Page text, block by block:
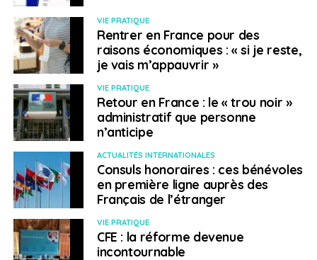
l’appellation israélienne de la Cisjordanie et jugeant
comme un « mensonge » toute référence à un
nettoyage ethnique.
MEYER HABIB
A SUIVRE
Quid des enquêtes sur le harcèlement scolaire au
sein des établissements de l’AEFE ?
NE RATEZ PAS
Loi immigration : comment ont voté les élus des
Français de l’étranger ?
Français à l'étranger
VIE PRATIQUE
Rentrer en France pour des
raisons économiques : « si je reste,
je vais m’appauvrir »
VIE PRATIQUE
Retour en France : le « trou noir »
administratif que personne
n’anticipe
ACTUALITÉS INTERNATIONALES
Consuls honoraires : ces bénévoles
en première ligne auprès des
Français de l’étranger
VIE PRATIQUE
CFE : la réforme devenue
incontournable